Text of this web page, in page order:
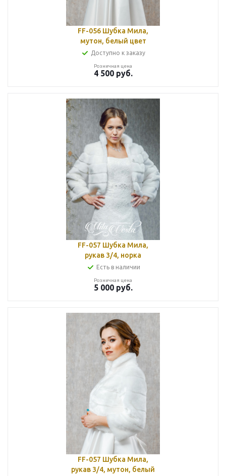
FF-056 Шубка Мила,
мутон, белый цвет
Доступно к заказу
Розничная цена
4 500руб.
FF-057 Шубка Мила,
рукав 3/4, норка
Есть в наличии
Розничная цена
5 000руб.
FF-057 Шубка Мила,
рукав 3/4, мутон, белый